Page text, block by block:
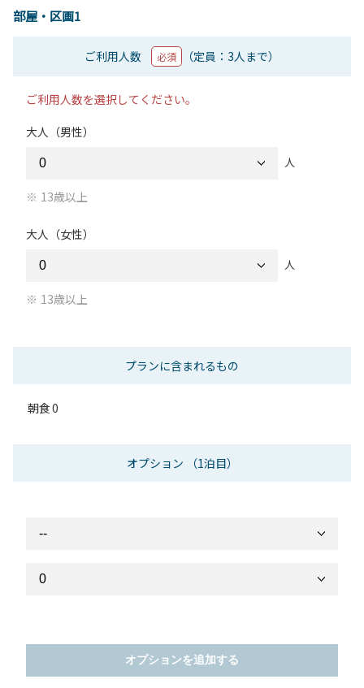
部屋・区画1
ご利用人数 必須 （定員：3人まで）
ご利用人数を選択してください。
大人（男性）
人
13歳以上
大人（女性）
人
13歳以上
プランに含まれるもの
朝食0
オプション （1泊目）
オプションを追加する